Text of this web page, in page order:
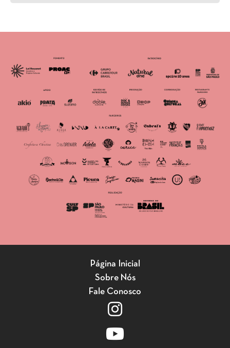
Página Inicial
Sobre Nós
Fale Conosco